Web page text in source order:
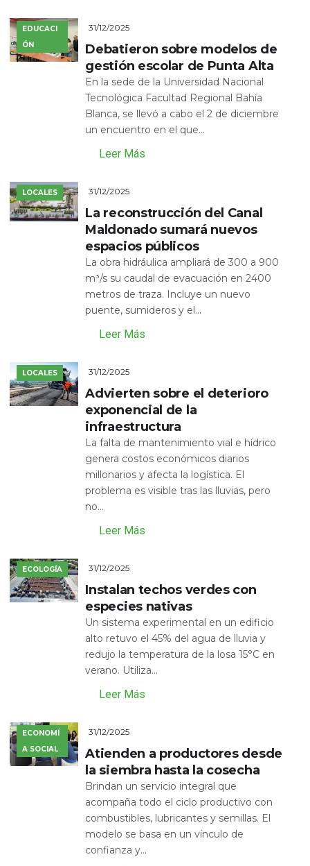
EDUCACI
ÓN
31/12/2025
Debatieron sobre modelos de
gestión escolar de Punta Alta
En la sede de la Universidad Nacional
Tecnológica Facultad Regional Bahía
Blanca, se llevó a cabo el 2 de diciembre
un encuentro en el que...
Leer Más
LOCALES 31/12/2025
La reconstrucción del Canal
Maldonado sumará nuevos
espacios públicos
La obra hidráulica ampliará de 300 a 900
m³/s su caudal de evacuación en 2400
metros de traza. Incluye un nuevo
puente, sumideros y el...
Leer Más
LOCALES 31/12/2025
Advierten sobre el deterioro
exponencial de la
infraestructura
La falta de mantenimiento vial e hídrico
genera costos económicos diarios
millonarios y afecta la logística. El
problema es visible tras las lluvias, pero
no...
Leer Más
ECOLOGÍA 31/12/2025
Instalan techos verdes con
especies nativas
Un sistema experimental en un edificio
alto retuvo el 45% del agua de lluvia y
redujo la temperatura de la losa 15°C en
verano. Utiliza...
Leer Más
ECONOMÍ
A SOCIAL
31/12/2025
Atienden a productores desde
la siembra hasta la cosecha
Brindan un servicio integral que
acompaña todo el ciclo productivo con
combustibles, lubricantes y semillas. El
modelo se basa en un vínculo de
confianza y...